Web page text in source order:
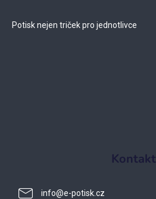
Potisk nejen triček pro jednotlivce
Kontakt
info@e-potisk.cz